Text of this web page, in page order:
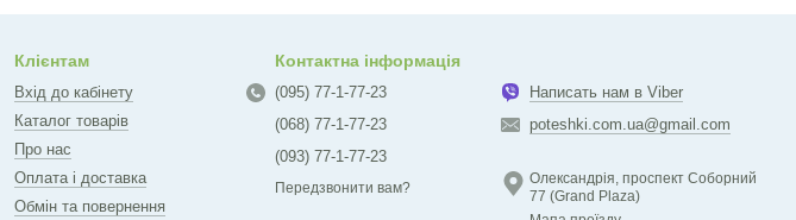
Клієнтам
Вхід до кабінету
Каталог товарів
Про нас
Оплата і доставка
Обмін та повернення
Контактна інформація
(095) 77-1-77-23
(068) 77-1-77-23
(093) 77-1-77-23
Передзвонити вам?
Написать нам в Viber
poteshki.com.ua@gmail.com
Олександрія, проспект Соборний
77 (Grand Plaza)